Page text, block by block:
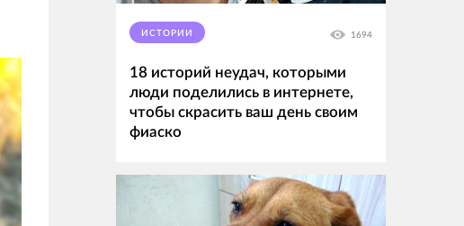
ИСТОРИИ 1694
18 историй неудач, которыми
люди поделились в интернете,
чтобы скрасить ваш день своим
фиаско